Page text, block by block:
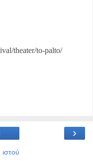
theater/to-palto/
›